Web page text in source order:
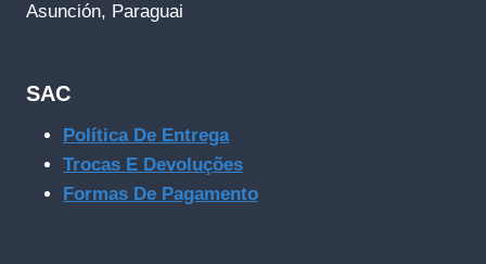
Asunción, Paraguai
SAC
Política De Entrega
Trocas E Devoluções
Formas De Pagamento